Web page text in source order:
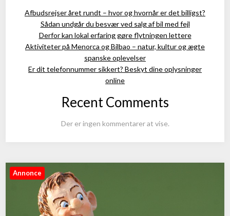
Afbudsrejser året rundt – hvor og hvornår er det billigst?
Sådan undgår du besvær ved salg af bil med fejl
Derfor kan lokal erfaring gøre flytningen lettere
Aktiviteter på Menorca og Bilbao – natur, kultur og ægte
spanske oplevelser
Er dit telefonnummer sikkert? Beskyt dine oplysninger
online
Recent Comments
Der er ingen kommentarer at vise.
Annonce